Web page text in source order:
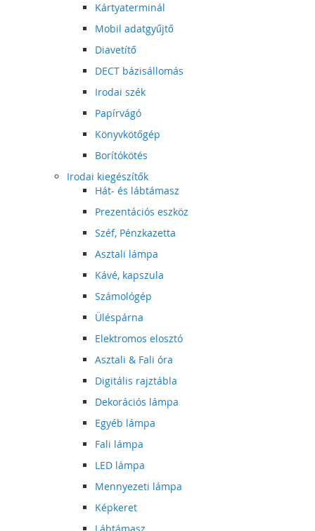
Kártyaterminál
Mobil adatgyűjtő
Diavetítő
DECT bázisállomás
Irodai szék
Papírvágó
Könyvkötőgép
Borítókötés
Irodai kiegészítők
Hát- és lábtámasz
Prezentációs eszköz
Széf, Pénzkazetta
Asztali lámpa
Kávé, kapszula
Számológép
Üléspárna
Elektromos elosztó
Asztali & Fali óra
Digitális rajztábla
Dekorációs lámpa
Egyéb lámpa
Fali lámpa
LED lámpa
Mennyezeti lámpa
Képkeret